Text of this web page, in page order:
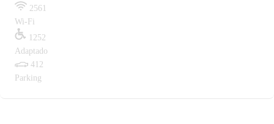
2561
Wi-Fi
1252
Adaptado
412
Parking